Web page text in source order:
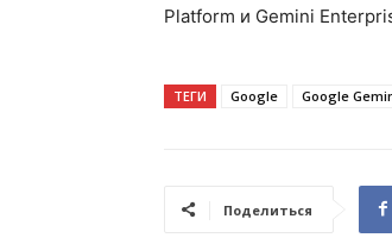
Platform и Gemini
ТЕГИ Google Google
Поделиться